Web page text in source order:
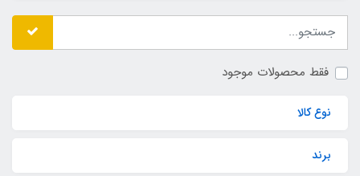
فقط محصولات موجود
نوع کالا
برند